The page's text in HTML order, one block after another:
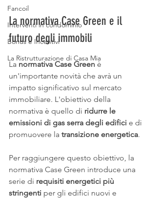
Fancoil
Interventi in condominio
Bonus e Incentivi
La Ristrutturazione di Casa Mia
La normativa Case Green e il
futuro degli immobili
La normativa Case Green è
un'importante novità che avrà un
impatto significativo sul mercato
immobiliare. L'obiettivo della
normativa è quello di ridurre le
emissioni di gas serra degli edifici e di
promuovere la transizione energetica.
Per raggiungere questo obiettivo, la
normativa Case Green introduce una
serie di requisiti energetici più
stringenti per gli edifici nuovi e